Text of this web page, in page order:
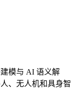
模与 AI 语义解
、无人机和具身智